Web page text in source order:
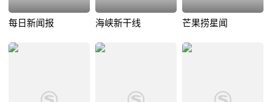
每日新闻报 海峡新干线 芒果捞星闻